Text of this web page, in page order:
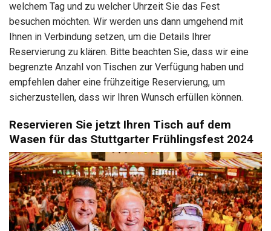
welchem Tag und zu welcher Uhrzeit Sie das Fest
besuchen möchten. Wir werden uns dann umgehend mit
Ihnen in Verbindung setzen, um die Details Ihrer
Reservierung zu klären. Bitte beachten Sie, dass wir eine
begrenzte Anzahl von Tischen zur Verfügung haben und
empfehlen daher eine frühzeitige Reservierung, um
sicherzustellen, dass wir Ihren Wunsch erfüllen können.
Reservieren Sie jetzt Ihren Tisch auf dem
Wasen für das Stuttgarter Frühlingsfest 2024